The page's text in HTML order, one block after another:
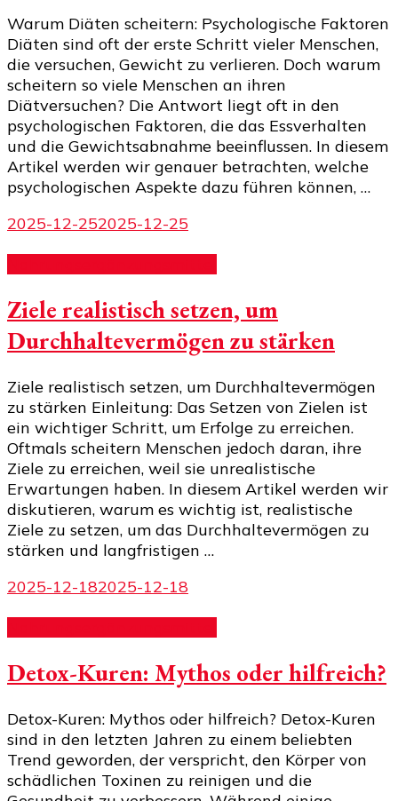
Warum Diäten scheitern: Psychologische Faktoren
Diäten sind oft der erste Schritt vieler Menschen,
die versuchen, Gewicht zu verlieren. Doch warum
scheitern so viele Menschen an ihren
Diätversuchen? Die Antwort liegt oft in den
psychologischen Faktoren, die das Essverhalten
und die Gewichtsabnahme beeinflussen. In diesem
Artikel werden wir genauer betrachten, welche
psychologischen Aspekte dazu führen können, …
2025-12-252025-12-25
Ziele realistisch setzen, um
Durchhaltevermögen zu stärken
Ziele realistisch setzen, um Durchhaltevermögen
zu stärken Einleitung: Das Setzen von Zielen ist
ein wichtiger Schritt, um Erfolge zu erreichen.
Oftmals scheitern Menschen jedoch daran, ihre
Ziele zu erreichen, weil sie unrealistische
Erwartungen haben. In diesem Artikel werden wir
diskutieren, warum es wichtig ist, realistische
Ziele zu setzen, um das Durchhaltevermögen zu
stärken und langfristigen …
2025-12-182025-12-18
Detox-Kuren: Mythos oder hilfreich?
Detox-Kuren: Mythos oder hilfreich? Detox-Kuren
sind in den letzten Jahren zu einem beliebten
Trend geworden, der verspricht, den Körper von
schädlichen Toxinen zu reinigen und die